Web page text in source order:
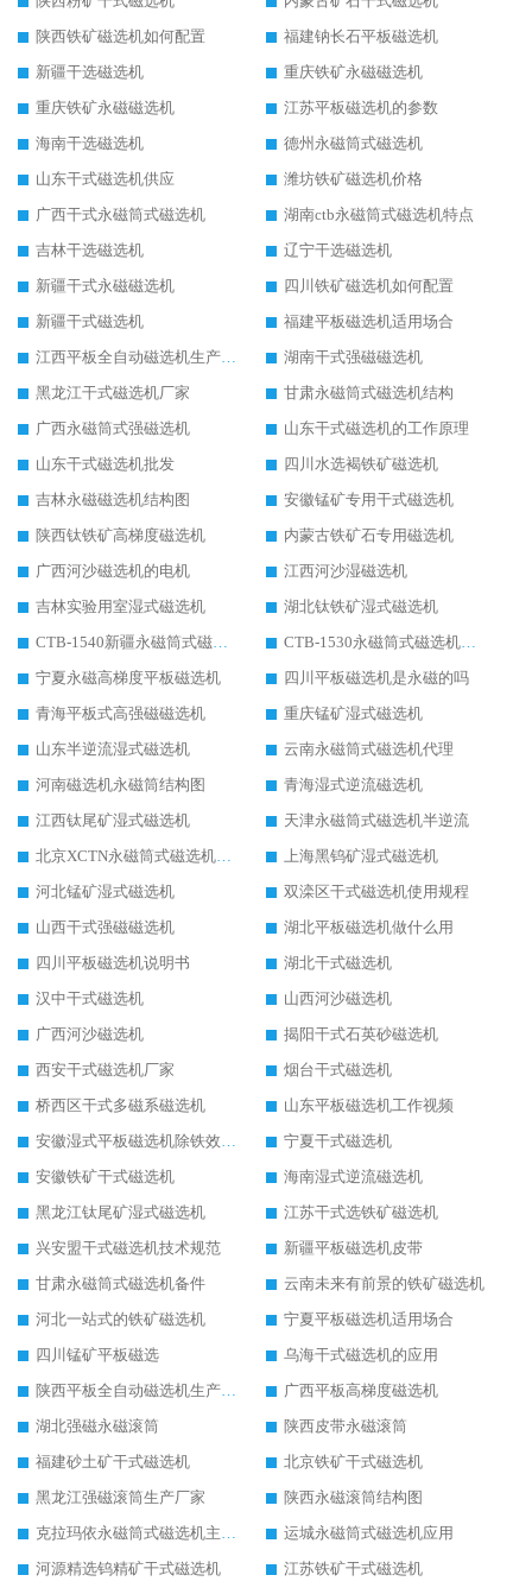
陕西铁矿磁选机如何配置
福建钠长石平板磁选机
新疆干选磁选机
重庆铁矿永磁磁选机
重庆铁矿永磁磁选机
江苏平板磁选机的参数
海南干选磁选机
德州永磁筒式磁选机
山东干式磁选机供应
潍坊铁矿磁选机价格
广西干式永磁筒式磁选机
湖南ctb永磁筒式磁选机特点
吉林干选磁选机
辽宁干选磁选机
新疆干式永磁磁选机
四川铁矿磁选机如何配置
新疆干式磁选机
福建平板磁选机适用场合
江西平板全自动磁选机生产厂家
湖南干式强磁磁选机
黑龙江干式磁选机厂家
甘肃永磁筒式磁选机结构
广西永磁筒式强磁选机
山东干式磁选机的工作原理
山东干式磁选机批发
四川水选褐铁矿磁选机
吉林永磁磁选机结构图
安徽锰矿专用干式磁选机
陕西钛铁矿高梯度磁选机
内蒙古铁矿石专用磁选机
广西河沙磁选机的电机
江西河沙湿磁选机
吉林实验用室湿式磁选机
湖北钛铁矿湿式磁选机
CTB-1540新疆永磁筒式磁选机
CTB-1530永磁筒式磁选机代理商
宁夏永磁高梯度平板磁选机
四川平板磁选机是永磁的吗
青海平板式高强磁磁选机
重庆锰矿湿式磁选机
山东半逆流湿式磁选机
云南永磁筒式磁选机代理
河南磁选机永磁筒结构图
青海湿式逆流磁选机
江西钛尾矿湿式磁选机
天津永磁筒式磁选机半逆流
北京XCTN永磁筒式磁选机磁块位置
上海黑钨矿湿式磁选机
河北锰矿湿式磁选机
双滦区干式磁选机使用规程
山西干式强磁磁选机
湖北平板磁选机做什么用
四川平板磁选机说明书
湖北干式磁选机
汉中干式磁选机
山西河沙磁选机
广西河沙磁选机
揭阳干式石英砂磁选机
西安干式磁选机厂家
烟台干式磁选机
桥西区干式多磁系磁选机
山东平板磁选机工作视频
安徽湿式平板磁选机除铁效果怎么样
宁夏干式磁选机
安徽铁矿干式磁选机
海南湿式逆流磁选机
黑龙江钛尾矿湿式磁选机
江苏干式选铁矿磁选机
兴安盟干式磁选机技术规范
新疆平板磁选机皮带
甘肃永磁筒式磁选机备件
云南未来有前景的铁矿磁选机
河北一站式的铁矿磁选机
宁夏平板磁选机适用场合
四川锰矿平板磁选
乌海干式磁选机的应用
陕西平板全自动磁选机生产厂家
广西平板高梯度磁选机
湖北强磁永磁滚筒
陕西皮带永磁滚筒
福建砂土矿干式磁选机
北京铁矿干式磁选机
黑龙江强磁滚筒生产厂家
陕西永磁滚筒结构图
克拉玛依永磁筒式磁选机主要技术参数
运城永磁筒式磁选机应用
河源精选钨精矿干式磁选机
江苏铁矿干式磁选机